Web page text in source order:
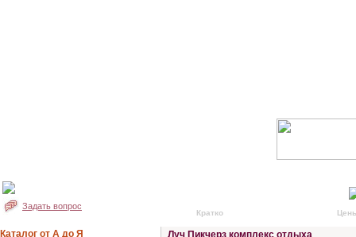
Задать вопрос
Каталог от А до Я
Кратко
Луч Пикчерз комплекс отдыха